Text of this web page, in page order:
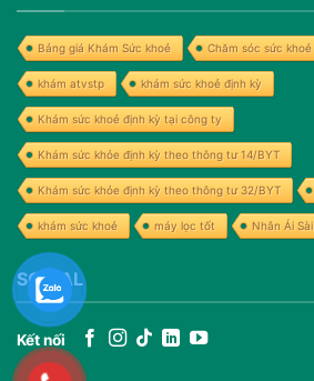
Bảng giá Khám Sức khoẻ Chăm sóc sức khoẻ
khám atvstp khám sức khoẻ định kỳ
Khám sức khoẻ định kỳ tại công ty
Khám sức khỏe định kỳ theo thông tư 14/BYT
Khám sức khỏe định kỳ theo thông tư 32/BYT
khám sức khoẻ máy lọc tốt Nhân Ái
SOCIAL
Kết nối